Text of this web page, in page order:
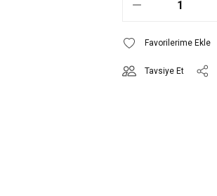
Tavsiye Et